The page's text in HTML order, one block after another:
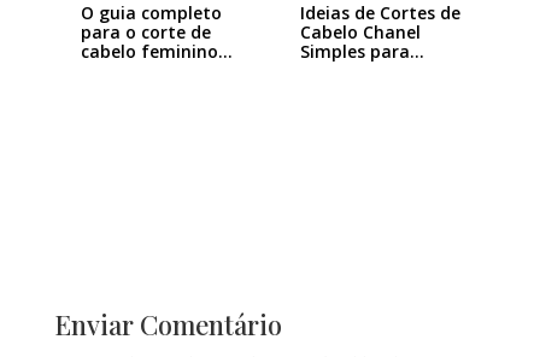
O guia completo
para o corte de
cabelo feminino…
Ideias de Cortes de
Cabelo Chanel
Simples para…
Enviar Comentário